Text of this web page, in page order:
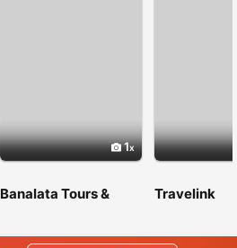
1
Banalata Tours &
Travelink